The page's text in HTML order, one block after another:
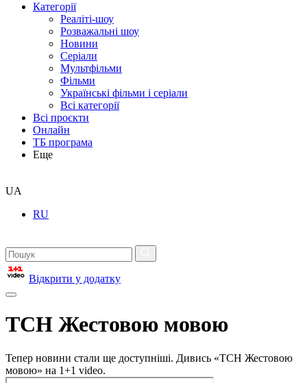
Категорії
Реаліті-шоу
Розважальні шоу
Новини
Серіали
Мультфільми
Фільми
Українські фільми і серіали
Всі категорії
Всі проєкти
Онлайн
ТБ програма
Еще
UA
RU
Відкрити у додатку
ТСН Жестовою мовою
Тепер новини стали ще доступніші. Дивись «ТСН Жестовою
мовою» на 1+1 video.